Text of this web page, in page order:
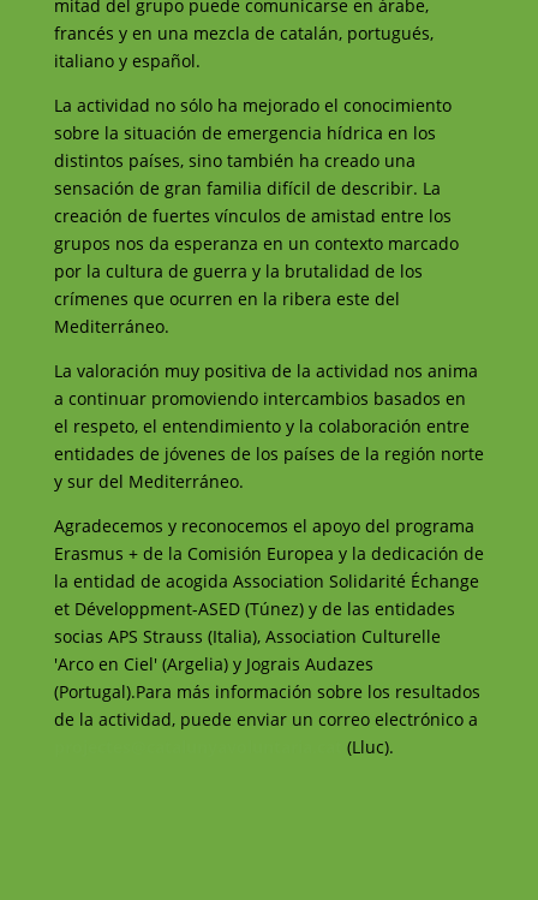
mitad del grupo puede comunicarse en árabe,
francés y en una mezcla de catalán, portugués,
italiano y español.
La actividad no sólo ha mejorado el conocimiento
sobre la situación de emergencia hídrica en los
distintos países, sino también ha creado una
sensación de gran familia difícil de describir. La
creación de fuertes vínculos de amistad entre los
grupos nos da esperanza en un contexto marcado
por la cultura de guerra y la brutalidad de los
crímenes que ocurren en la ribera este del
Mediterráneo.
La valoración muy positiva de la actividad nos anima
a continuar promoviendo intercambios basados en
el respeto, el entendimiento y la colaboración entre
entidades de jóvenes de los países de la región norte
y sur del Mediterráneo.
Agradecemos y reconocemos el apoyo del programa
Erasmus + de la Comisión Europea y la dedicación de
la entidad de acogida Association Solidarité Échange
et Développment-ASED (Túnez) y de las entidades
socias APS Strauss (Italia), Association Culturelle
'Arco en Ciel' (Argelia) y Jograis Audazes
(Portugal).Para más información sobre los resultados
de la actividad, puede enviar un correo electrónico a
(Lluc).